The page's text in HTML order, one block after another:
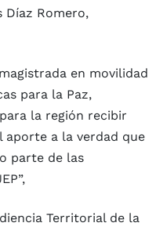
Díaz Romero,
en movilidad
para la Paz,
la región recibir
aporte a la verdad que
parte de las
Territorial de la